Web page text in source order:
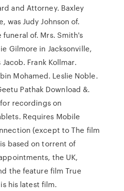
and Attorney. Baxley
was Judy Johnson of.
of. Mrs. Smith's
Gilmore in Jacksonville,
Jacob. Frank Kollmar.
Mohamed. Leslie Noble.
Pathak Download &.
recordings on
Requires Mobile
(except to The film
based on torrent of
the UK,
the feature film True
his latest film.